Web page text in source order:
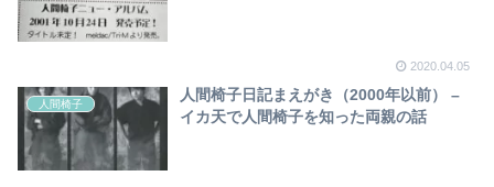
2020.04.05
人間椅子
人間椅子日記まえがき（2000年以前） –
イカ天で人間椅子を知った両親の話